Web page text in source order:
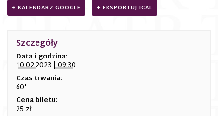
+ KALENDARZ GOOGLE + EKSPORTUJ ICAL
Szczegóły
Data i godzina:
10.02.2023 | 09:30
Czas trwania:
60'
Cena biletu:
25 zł